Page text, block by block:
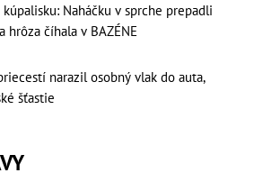
kúpalisku: Naháčku v sprche prepadli
hrôza číhala v BAZÉNE
narazil osobný vlak do auta,
šťastie